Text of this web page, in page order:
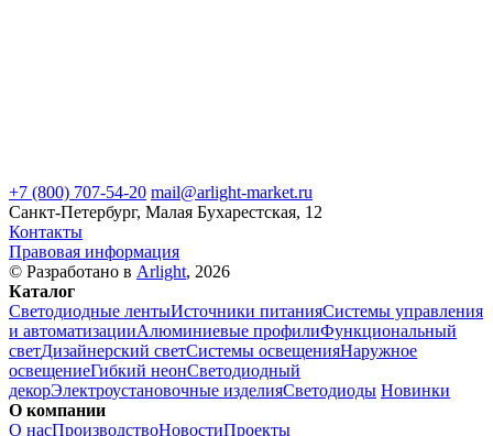
+7 (800) 707-54-20 mail@arlight-market.ru
Санкт-Петербург, Малая Бухарестская, 12
Контакты
Правовая информация
© Разработано в Arlight, 2026
Каталог
Светодиодные лентыИсточники питанияСистемы управления
и автоматизацииАлюминиевые профилиФункциональный
светДизайнерский светСистемы освещенияНаружное
освещениеГибкий неонСветодиодный
декорЭлектроустановочные изделияСветодиоды Новинки
О компании
О насПроизводствоНовостиПроекты